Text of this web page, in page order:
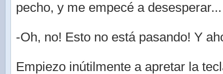
pecho, y me empecé a desesperar...
-Oh, no! Esto no está pasando! Y
Empiezo inútilmente a apretar la